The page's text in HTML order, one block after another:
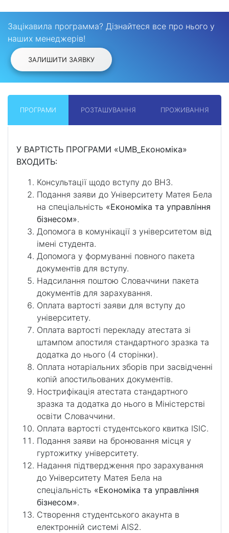
Зацікавила программа? Дізнайтеся все про нього у
наших менеджерів!
ЗАЛИШИТИ ЗАЯВКУ
ПРОГРАМИ РОЗТАШУВАННЯ ПРОЖИВАННЯ
У ВАРТІСТЬ ПРОГРАМИ «UMB_Економіка»
ВХОДИТЬ:
Консультації щодо вступу до ВНЗ.
Подання заяви до Університету Матея Бела
на спеціальність «Економіка та управління
бізнесом».
Допомога в комунікації з університетом від
імені студента.
Допомога у формуванні повного пакета
документів для вступу.
Надсилання поштою Словаччини пакета
документів для зарахування.
Оплата вартості заяви для вступу до
університету.
Оплата вартості перекладу атестата зі
штампом апостиля стандартного зразка та
додатка до нього (4 сторінки).
Оплата нотаріальних зборів при засвідченні
копій апостильованих документів.
Нострифікація атестата стандартного
зразка та додатка до нього в Міністерстві
освіти Словаччини.
Оплата вартості студентського квитка ISIC.
Подання заяви на бронювання місця у
гуртожитку університету.
Надання підтвердження про зарахування
до Університету Матея Бела на
спеціальність «Економіка та управління
бізнесом».
Створення студентського акаунта в
електронній системі AIS2.